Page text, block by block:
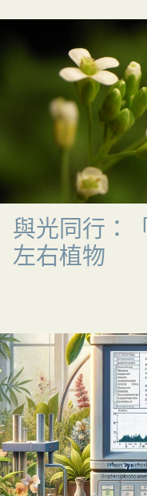
與光同行：
左右植物